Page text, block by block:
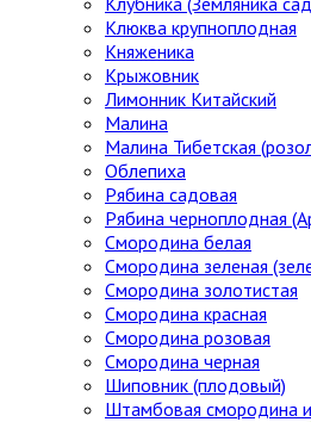
Клюква крупноплодная
Княженика
Крыжовник
Лимонник Китайский
Малина
Малина Тибетская
Облепиха
Рябина садовая
Рябина черноплодная
Смородина белая
Смородина зеленая
Смородина золотистая
Смородина красная
Смородина розовая
Смородина черная
Шиповник (плодовый)
Штамбовая смородина